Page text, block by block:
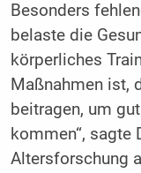
Besonders
belaste die
körperliches
Maßnahmen ist,
beitragen, um
kommen“, sagte
Altersforschung